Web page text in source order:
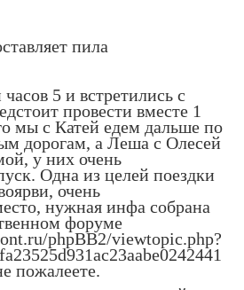
пила
5 и встретились с
провести вместе 1
мы с Катей едем дальше по
дорогам, а Леша с Олесей
у них очень
Одна из целей поездки
очень
нужная инфа собрана
форуме
phpBB2/viewtopic.php?
пожалеете.